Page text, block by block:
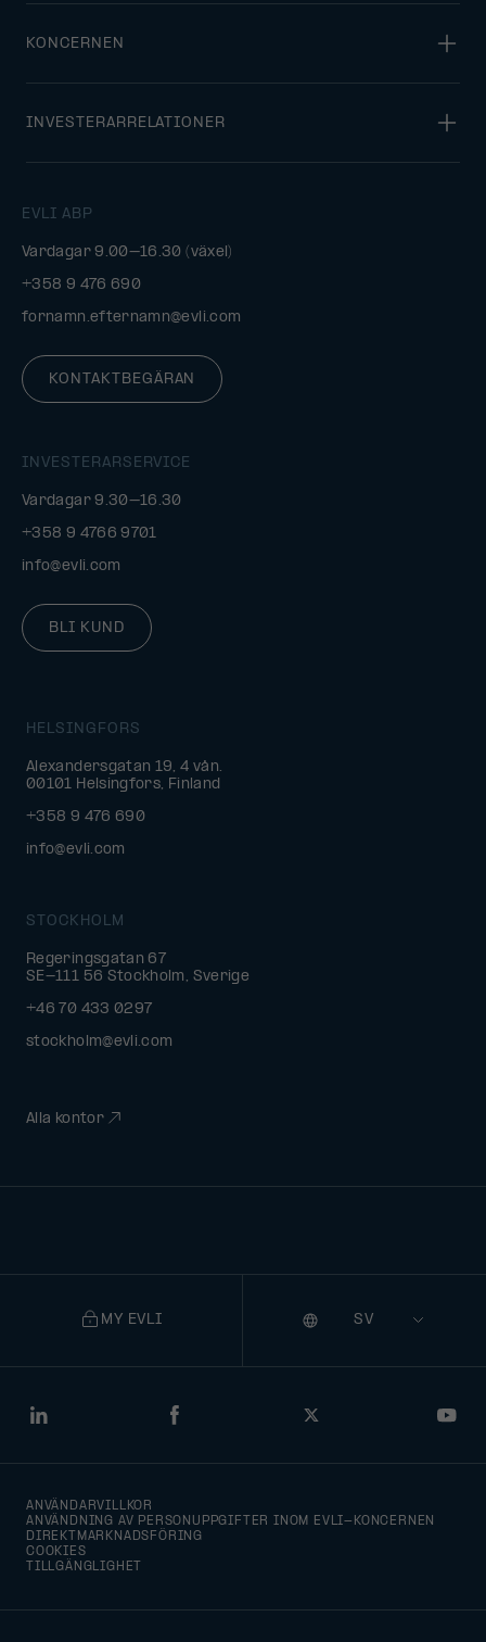
EVLI ABP
Vardagar 9.00–16.30 (växel)
+358 9 476 690
fornamn.efternamn@evli.com
KONTAKTBEGÄRAN
INVESTERARSERVICE
Vardagar 9.30–16.30
+358 9 4766 9701
info@evli.com
BLI KUND
KONCERNEN
INVESTERARRELATIONER
HELSINGFORS
Alexandersgatan 19, 4 vån.
00101 Helsingfors, Finland
+358 9 476 690
info@evli.com
STOCKHOLM
Regeringsgatan 67
SE-111 56 Stockholm, Sverige
+46 70 433 0297
stockholm@evli.com
Alla kontor
LinkedIn Facebook Twitter
MY EVLI
Selecting
that
the
Språk
ANVÄNDARVILLKOR
ANVÄNDNING AV PERSONUPPGIFTER INOM EVLI-KONCERNEN
DIREKTMARKNADSFÖRING
COOKIES
TILLGÄNGLIGHET